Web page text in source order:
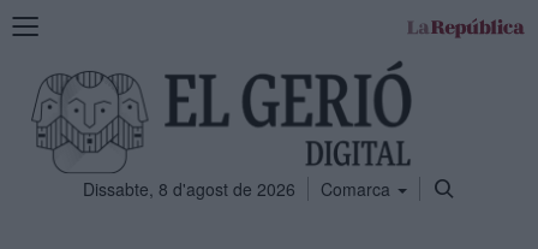
Mostra
navegació
Dissabte, 8 d'agost de 2026 Comarca